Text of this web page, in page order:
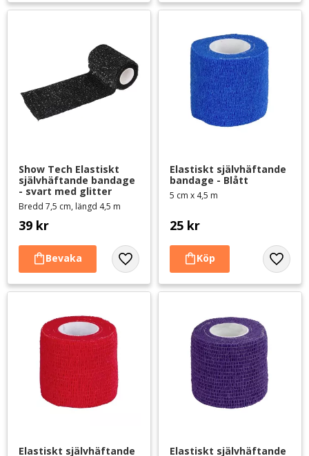
Show Tech Elastiskt
självhäftande bandage
- svart med glitter
Bredd 7,5 cm, längd 4,5 m
39 kr
Lägg till i favoriter
Elastiskt självhäftande
bandage - Blått
5 cm x 4,5 m
25 kr
Lägg
Elastiskt självhäftande
Elastiskt självhäftande